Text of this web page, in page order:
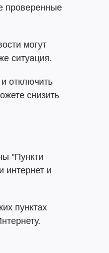
проверенные
могут
ситуация.
отключить
снизить
"Пункти
интернет и
пунктах